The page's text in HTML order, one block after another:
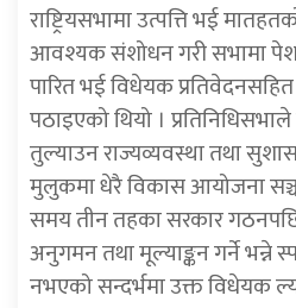
राष्ट्रियसभामा उत्पत्ति भई
आवश्यक संशोधन गरी सभामा पेश
पारित भई विधेयक प्रतिवेदनसहित
पठाइएको थियो ।
तुल्याउन राज्यव्यवस्था तथा
मुलुकमा धेरै विकास आयोजना
समय तीन तहका सरकार
अनुगमन तथा मूल्याङ्कन गर्ने भन्ने
नभएको सन्दर्भमा उक्त विधेयक